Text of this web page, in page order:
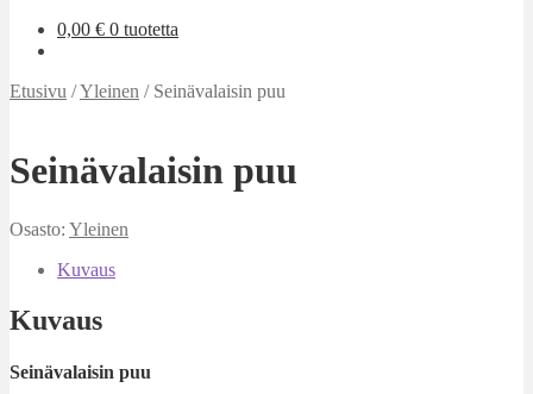
0,00 € 0 tuotetta
Etusivu /Yleinen / Seinävalaisin puu
Seinävalaisin puu
Osasto: Yleinen
Kuvaus
Kuvaus
Seinävalaisin puu